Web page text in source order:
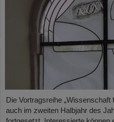
Die Vortragsreihe „Wissenschaft
auch im zweiten Halbjahr des